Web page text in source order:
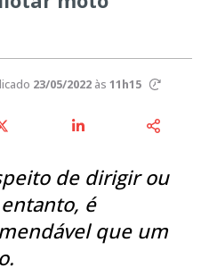
23/05/2022às 11h15
de dirigir ou
é
que um